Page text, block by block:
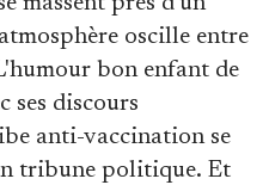
oscille entre
bon enfant de
ses discours
anti-vaccination se
tribune politique. Et